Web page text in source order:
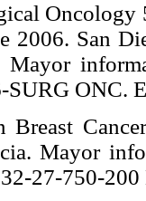
2006. San
ONC.
Breast
Mayor
27-750-